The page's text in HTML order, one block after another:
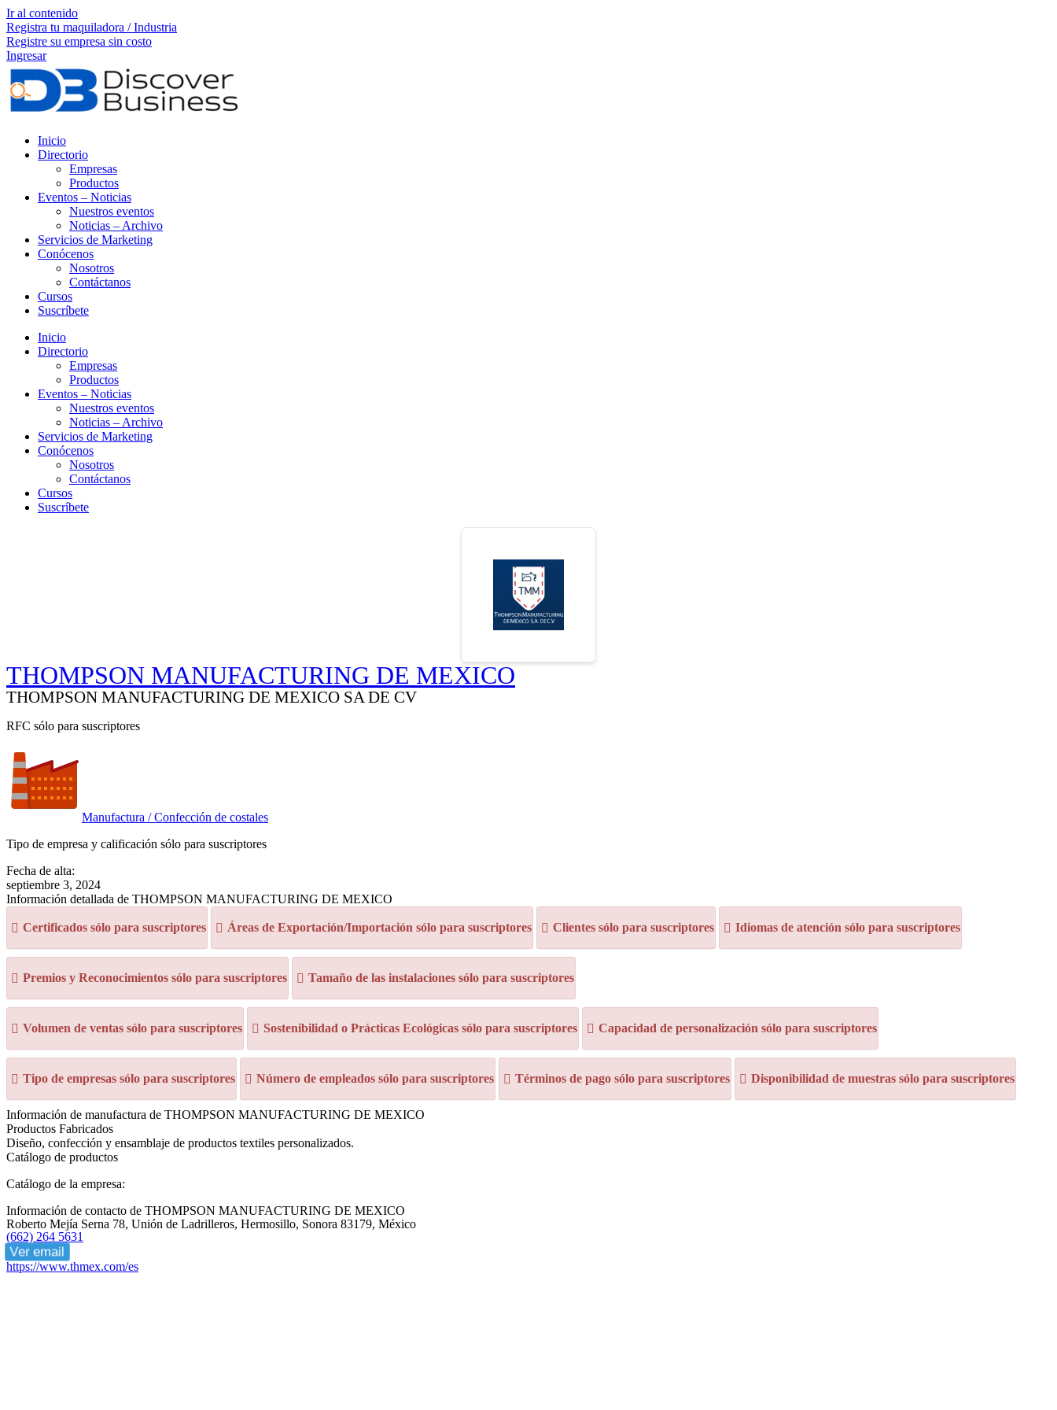
Ir al contenido
Registra tu maquiladora / Industria
Registre su empresa sin costo
Ingresar
Inicio
Directorio
Empresas
Productos
Eventos – Noticias
Nuestros eventos
Noticias – Archivo
Servicios de Marketing
Conócenos
Nosotros
Contáctanos
Cursos
Suscríbete
Inicio
Directorio
Empresas
Productos
Eventos – Noticias
Nuestros eventos
Noticias – Archivo
Servicios de Marketing
Conócenos
Nosotros
Contáctanos
Cursos
Suscríbete
THOMPSON MANUFACTURING DE MEXICO
THOMPSON MANUFACTURING DE MEXICO SA DE CV
RFC sólo para suscriptores
Manufactura / Confección de costales
Tipo de empresa y calificación sólo para suscriptores
Fecha de alta:
septiembre 3, 2024
Información detallada de THOMPSON MANUFACTURING DE MEXICO
Certificados sólo para suscriptores Áreas de Exportación/Importación sólo para suscriptores Clientes sólo para suscriptores Idiomas de atención sólo para suscriptores
Premios y Reconocimientos sólo para suscriptores Tamaño de las instalaciones sólo para suscriptores
Volumen de ventas sólo para suscriptores Sostenibilidad o Prácticas Ecológicas sólo para suscriptores Capacidad de personalización sólo para suscriptores
Tipo de empresas sólo para suscriptores Número de empleados sólo para suscriptores Términos de pago sólo para suscriptores Disponibilidad de muestras sólo para suscriptores
Información de manufactura de THOMPSON MANUFACTURING DE MEXICO
Productos Fabricados
Diseño, confección y ensamblaje de productos textiles personalizados.
Catálogo de productos
Catálogo de la empresa:
Información de contacto de THOMPSON MANUFACTURING DE MEXICO
Roberto Mejía Serna 78, Unión de Ladrilleros, Hermosillo, Sonora 83179, México
(662) 264 5631
Ver email
https://www.thmex.com/es